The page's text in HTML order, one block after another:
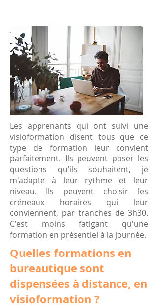
Les apprenants qui ont suivi une
visioformation disent tous que ce
type de formation leur convient
parfaitement. Ils peuvent poser les
questions qu'ils souhaitent, je
m'adapte à leur rythme et leur
niveau. Ils peuvent choisir les
créneaux horaires qui leur
conviennent, par tranches de 3h30.
C'est moins fatigant qu'une
formation en présentiel à la journée.
Quelles formations en
bureautique sont
dispensées à distance, en
visioformation ?